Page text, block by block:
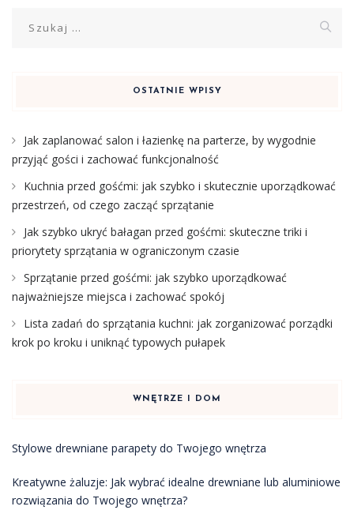
OSTATNIE WPISY
Jak zaplanować salon i łazienkę na parterze, by wygodnie
przyjąć gości i zachować funkcjonalność
Kuchnia przed gośćmi: jak szybko i skutecznie uporządkować
przestrzeń, od czego zacząć sprzątanie
Jak szybko ukryć bałagan przed gośćmi: skuteczne triki i
priorytety sprzątania w ograniczonym czasie
Sprzątanie przed gośćmi: jak szybko uporządkować
najważniejsze miejsca i zachować spokój
Lista zadań do sprzątania kuchni: jak zorganizować porządki
krok po kroku i uniknąć typowych pułapek
WNĘTRZE I DOM
Stylowe drewniane parapety do Twojego wnętrza
Kreatywne żaluzje: Jak wybrać idealne drewniane lub aluminiowe
rozwiązania do Twojego wnętrza?